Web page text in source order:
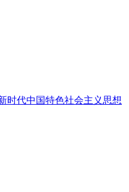
时代中国特色社会主义思想